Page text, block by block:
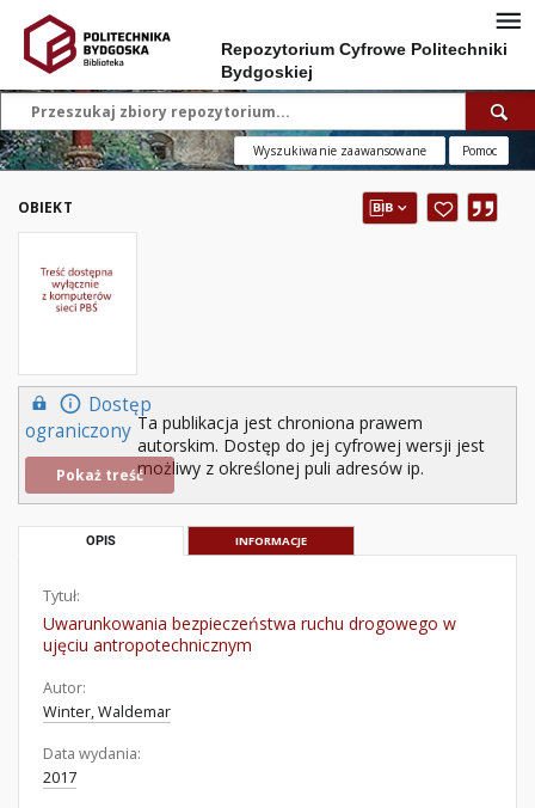
Repozytorium Cyfrowe Politechniki
Bydgoskiej
Wyszukiwanie zaawansowane Pomoc
OBIEKT
Dostęp
ograniczony
Pokaż treść
Ta publikacja jest chroniona prawem
autorskim. Dostęp do jej cyfrowej wersji jest
możliwy z określonej puli adresów ip.
OPIS INFORMACJE
Tytuł:
Uwarunkowania bezpieczeństwa ruchu drogowego w
ujęciu antropotechnicznym
Autor:
Winter, Waldemar
Data wydania:
2017